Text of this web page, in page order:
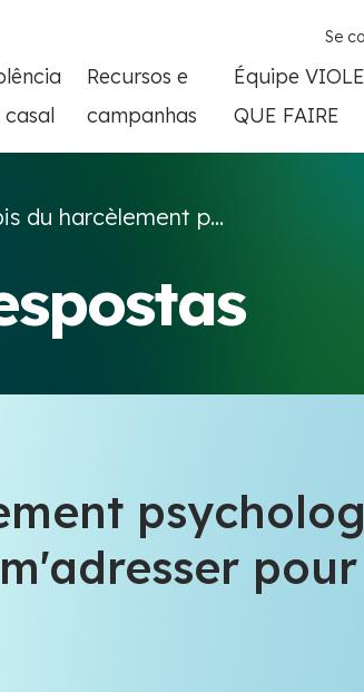
Se
casal
Recursos e
campanhas
Équipe
QUE FAIRE
du harcèlement p...